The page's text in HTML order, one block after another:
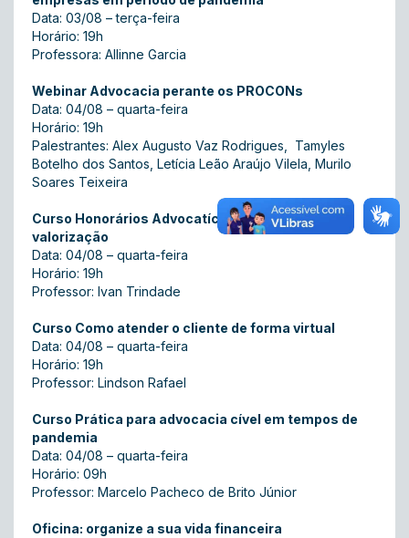
Data: 03/08 – terça-feira
Horário: 19h
Professora: Allinne Garcia
Webinar Advocacia perante os PROCONs
Data: 04/08 – quarta-feira
Horário: 19h
Palestrantes: Alex Augusto Vaz Rodrigues, Tamyles
Botelho dos Santos, Letícia Leão Araújo Vilela, Murilo
Soares Teixeira
Curso Honorários Advocatícios: respeito e
valorização
Data: 04/08 – quarta-feira
Horário: 19h
Professor: Ivan Trindade
Curso Como atender o cliente de forma virtual
Data: 04/08 – quarta-feira
Horário: 19h
Professor: Lindson Rafael
Curso Prática para advocacia cível em tempos de
pandemia
Data: 04/08 – quarta-feira
Horário: 09h
Professor: Marcelo Pacheco de Brito Júnior
Oficina: organize a sua vida financeira